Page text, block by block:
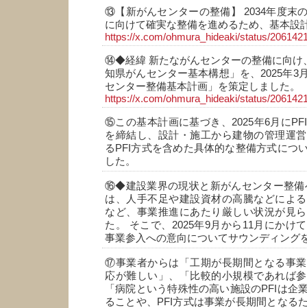
⑬【新がんセンターの整備】 2034年度末
に向けて確実な整備を進めるため、基本設
https://x.com/ohmura_hideaki/status/
⑭◆経緯 新たながんセンターの整備に向け
知県がんセンター基本構想」を、2025年3
センター整備基本計画」を策定しました。
https://x.com/ohmura_hideaki/status/
⑮この基本計画に基づき、2025年6月に
を締結し、設計・施工から建物の管理運
るPFI方式を含めた具体的な整備方式につ
した。
⑯◆建設業界の現状と新がんセンター整備
は、人手不足や建設資材の高騰などによ
など、事業推進にあたり厳しい状況が見
た。 そこで、2025年9月から11月にかけ
事業参入への意向についてサウンディング
⑰事業者からは「工期が長期間となる事
応が難しい」、「比較的小規模であれば
「病院という特殊性の高い施設のPFIは企
ることや、PFI方式は事業が長期間となる